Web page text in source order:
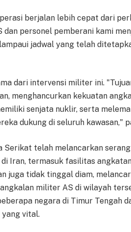
berjalan lebih cepat dari
personel pemberani kami
jadwal yang telah
dari intervensi militer ini.
menghancurkan kekuatan
senjata nuklir, serta
dukung di seluruh kawasan,"
Serikat telah melancarkan
Iran, termasuk fasilitas
juga tidak tinggal diam,
militer AS di wilayah
negara di Timur Tengah
vital.